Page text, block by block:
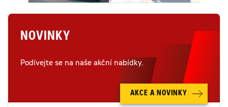
NOVINKY
Podívejte se na naše akční nabídky.
AKCE A NOVINKY